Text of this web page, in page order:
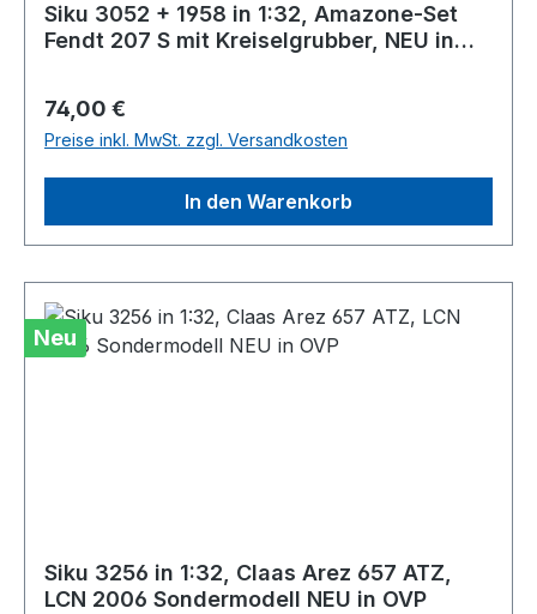
Siku 3052 + 1958 in 1:32, Amazone-Set
Fendt 207 S mit Kreiselgrubber, NEU in
Regulärer Preis:
74,00 €
Preise inkl. MwSt. zzgl. Versandkosten
In den Warenkorb
Neu
Siku 3256 in 1:32, Claas Arez 657 ATZ,
LCN 2006 Sondermodell NEU in OVP